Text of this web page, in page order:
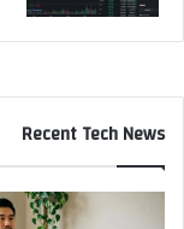
Recent Tech News